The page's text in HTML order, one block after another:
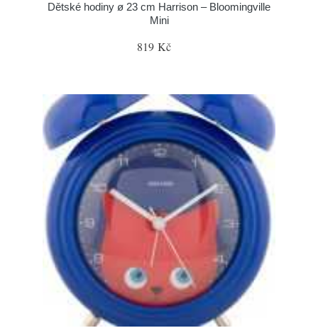
Dětské hodiny ø 23 cm Harrison – Bloomingville
Mini
819 Kč